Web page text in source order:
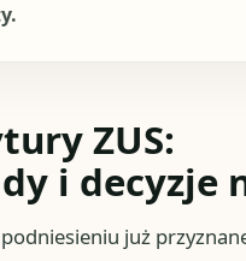
ZUS:
i decyzje
już